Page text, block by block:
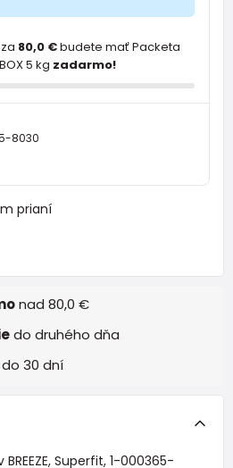
80,0 €budete mať Packeta
5 kg zadarmo!
8030
prianí
nad 80,0 €
do druhého dňa
do 30 dní
Superfit, 1-000365-